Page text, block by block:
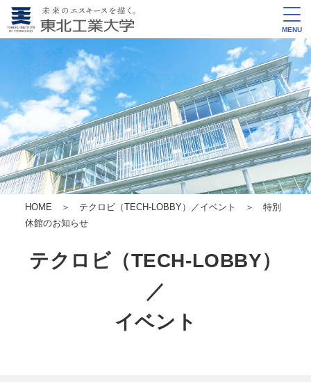
MENU
HOME ＞ テクロビ（TECH-LOBBY）／イベント
＞ 特別
休館のお知らせ
テクロビ（TECH-LOBBY）
／
イベント